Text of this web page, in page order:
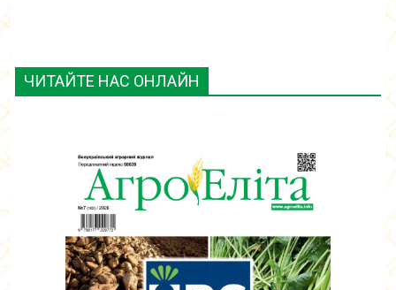
ЧИТАЙТЕ НАС ОНЛАЙН